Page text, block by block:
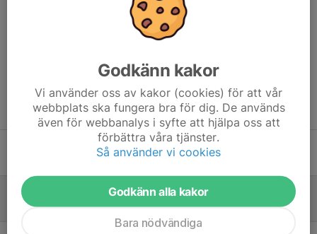
ser fram emot returen på hemmaplan.
Tidigare nyheter
Hemmamatch utan avbytare!
4 maj 2025
Seriepremiär för F11
13 apr 2025
Godkänn kakor
Vi använder oss av kakor (cookies) för att vår
webbplats ska fungera bra för dig. De används
även för webbanalys i syfte att hjälpa oss att
förbättra våra tjänster.
Så använder vi cookies
Godkänn alla kakor
Bara nödvändiga